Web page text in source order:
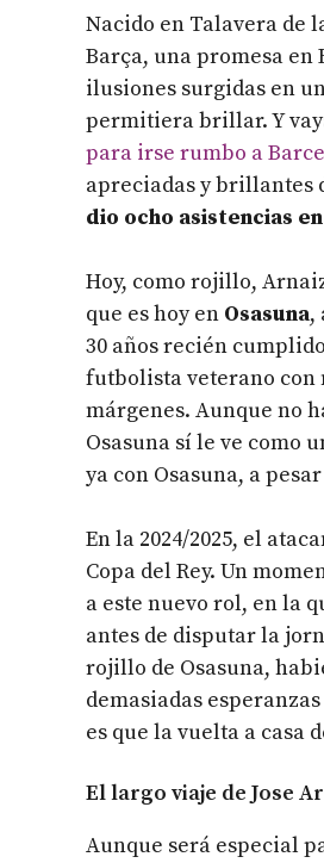
Nacido en Talavera de
Barça, una promesa en
ilusiones surgidas en
permitiera brillar. Y
para irse rumbo a
apreciadas y brillantes
dio ocho asistencias
Hoy, como rojillo,
que es hoy en Osasuna,
30 años recién
futbolista veterano
márgenes. Aunque no
Osasuna sí le ve como
ya con Osasuna, a
En la 2024/2025, el
Copa del Rey. Un
a este nuevo rol, en la
antes de disputar la
rojillo de Osasuna,
demasiadas
es que la vuelta a casa
El largo viaje de Jose
Aunque será especial